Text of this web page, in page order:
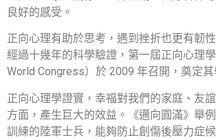
良好的感受。
正向心理有助於思考，遇到挫折也更有韌性
經過十幾年的科學驗證，第一屆正向心理
World Congress）於 2009 年召開，奠定其
正向心理學證實，幸福對我們的家庭、友
方面，產生巨大的效益。《邁向圓滿》舉
訓練的陸軍士兵，能夠防止創傷後壓力症